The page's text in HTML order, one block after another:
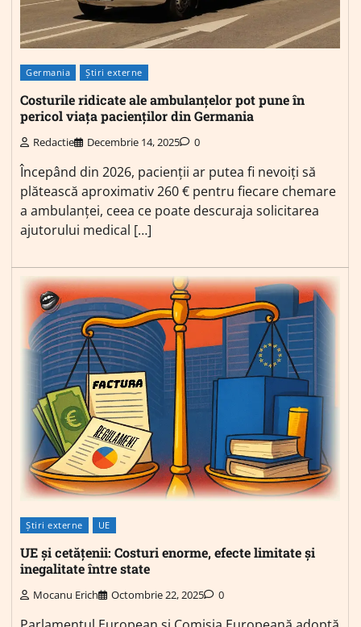
Germania Știri externe
Costurile ridicate ale ambulanțelor pot pune în
pericol viața pacienților din Germania
Redactie Decembrie 14, 2025 0
Începând din 2026, pacienții ar putea fi nevoiți să
plătească aproximativ 260 € pentru fiecare chemare
a ambulanței, ceea ce poate descuraja solicitarea
ajutorului medical […]
Știri externe UE
UE și cetățenii: Costuri enorme, efecte limitate și
inegalitate între state
Mocanu Erich Octombrie 22, 2025 0